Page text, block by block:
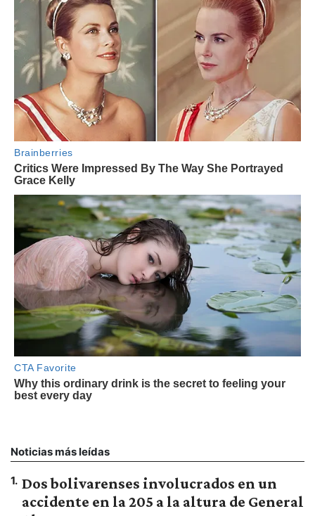
Noticias más leídas
1. Dos bolivarenses involucrados en un
accidente en la 205 a la altura de General